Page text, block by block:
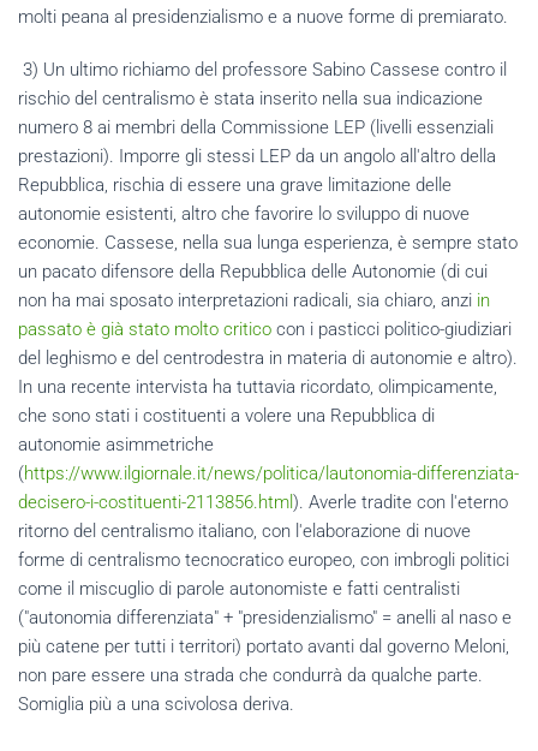
molti peana al presidenzialismo e a nuove forme di premiarato.
3) Un ultimo richiamo del professore Sabino Cassese contro il
rischio del centralismo è stata inserito nella sua indicazione
numero 8 ai membri della Commissione LEP (livelli essenziali
prestazioni). Imporre gli stessi LEP da un angolo all'altro della
Repubblica, rischia di essere una grave limitazione delle
autonomie esistenti, altro che favorire lo sviluppo di nuove
economie. Cassese, nella sua lunga esperienza, è sempre stato
un pacato difensore della Repubblica delle Autonomie (di cui
non ha mai sposato interpretazioni radicali, sia chiaro, anzi in
passato è già stato molto critico con i pasticci politico-giudiziari
del leghismo e del centrodestra in materia di autonomie e altro).
In una recente intervista ha tuttavia ricordato, olimpicamente,
che sono stati i costituenti a volere una Repubblica di
autonomie asimmetriche
(https://www.ilgiornale.it/news/politica/lautonomia-differenziata-
decisero-i-costituenti-2113856.html). Averle tradite con l'eterno
ritorno del centralismo italiano, con l'elaborazione di nuove
forme di centralismo tecnocratico europeo, con imbrogli politici
come il miscuglio di parole autonomiste e fatti centralisti
("autonomia differenziata" + "presidenzialismo" = anelli al naso e
più catene per tutti i territori) portato avanti dal governo Meloni,
non pare essere una strada che condurrà da qualche parte.
Somiglia più a una scivolosa deriva.